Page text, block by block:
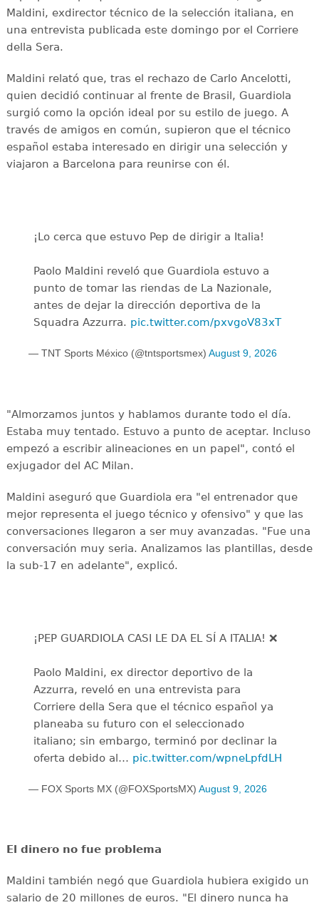
Maldini, exdirector técnico de la selección italiana, en
una entrevista publicada este domingo por el Corriere
della Sera.
Maldini relató que, tras el rechazo de Carlo Ancelotti,
quien decidió continuar al frente de Brasil, Guardiola
surgió como la opción ideal por su estilo de juego. A
través de amigos en común, supieron que el técnico
español estaba interesado en dirigir una selección y
viajaron a Barcelona para reunirse con él.
¡Lo cerca que estuvo Pep de dirigir a Italia!
Paolo Maldini reveló que Guardiola estuvo a
punto de tomar las riendas de La Nazionale,
antes de dejar la dirección deportiva de la
Squadra Azzurra. pic.twitter.com/pxvgoV83xT
— TNT Sports México (@tntsportsmex) August 9, 2026
"Almorzamos juntos y hablamos durante todo el día.
Estaba muy tentado. Estuvo a punto de aceptar. Incluso
empezó a escribir alineaciones en un papel", contó el
exjugador del AC Milan.
Maldini aseguró que Guardiola era "el entrenador que
mejor representa el juego técnico y ofensivo" y que las
conversaciones llegaron a ser muy avanzadas. "Fue una
conversación muy seria. Analizamos las plantillas, desde
la sub-17 en adelante", explicó.
¡PEP GUARDIOLA CASI LE DA EL SÍ A ITALIA! ❌
Paolo Maldini, ex director deportivo de la
Azzurra, reveló en una entrevista para
Corriere della Sera que el técnico español ya
planeaba su futuro con el seleccionado
italiano; sin embargo, terminó por declinar la
oferta debido al… pic.twitter.com/wpneLpfdLH
— FOX Sports MX (@FOXSportsMX) August 9, 2026
El dinero no fue problema
Maldini también negó que Guardiola hubiera exigido un
salario de 20 millones de euros. "El dinero nunca ha